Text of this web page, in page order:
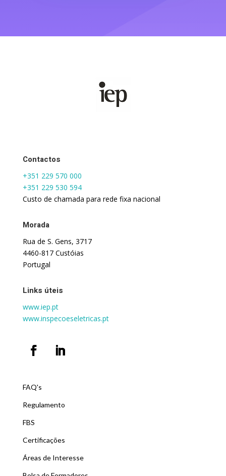
Contactos
+351 229 570 000
+351 229 530 594
Custo de chamada para rede fixa nacional
Morada
Rua de S. Gens, 3717
4460-817 Custóias
Portugal
Links úteis
www.iep.pt
www.inspecoeseletricas.pt
FAQ's
Regulamento
FBS
Certificações
Áreas de Interesse